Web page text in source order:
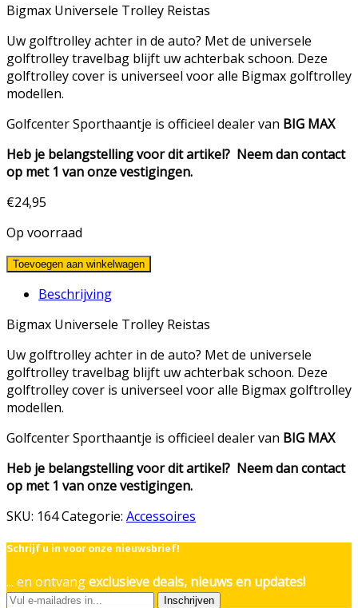
Bigmax Universele Trolley Reistas
Uw golftrolley achter in de auto? Met de universele
golftrolley travelbag blijft uw achterbak schoon. Deze
golftrolley cover is universeel voor alle Bigmax golftrolley
modellen.
Golfcenter Sporthaantje is officieel dealer van BIG MAX
Heb je belangstelling voor dit artikel? Neem dan contact
op met 1 van onze vestigingen.
€24,95
Op voorraad
Toevoegen aan winkelwagen
Beschrijving
Bigmax Universele Trolley Reistas
Uw golftrolley achter in de auto? Met de universele
golftrolley travelbag blijft uw achterbak schoon. Deze
golftrolley cover is universeel voor alle Bigmax golftrolley
modellen.
Golfcenter Sporthaantje is officieel dealer van BIG MAX
Heb je belangstelling voor dit artikel? Neem dan contact
op met 1 van onze vestigingen.
SKU: 164Categorie: Accessoires
Schrijf u in voor onze nieuwsbrief!
... en ontvangexclusieve deals, nieuws en updates!
Inschrijven